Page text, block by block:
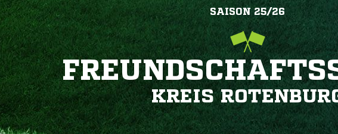
SAISON 25/26
KREIS